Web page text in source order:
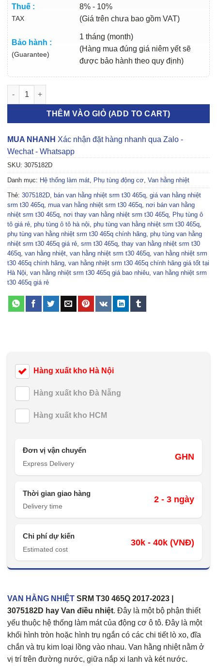
Thuế :
TAX
8% - 10%
(Giá trên chưa bao gồm VAT)
Bảo hành :
(Guarantee)
1 tháng (month)
(Hàng mua đúng giá niêm yết sẽ
được bảo hành theo quy định)
VAN HẰNG NHIỆT SRM T30 465Q 2017-2023 | 3075182D số
THÊM VÀO GIỎ (ADD TO CART)
MUA NHANH Xác nhận đặt hàng nhanh qua Zalo -
Wechat - Whatsapp
SKU: 3075182D
Danh mục: Hệ thống làm mát Phụ tùng động cơ Van hằng nhiệt
Thẻ: 3075182D bán van hằng nhiệt srm t30 465q giá van hằng nhiệt
srm t30 465q mua van hằng nhiệt srm t30 465q nơi bán van hằng
nhiệt srm t30 465q nơi thay van hằng nhiệt srm t30 465q Phụ tùng ô
tô giá rẻ phụ tùng ô tô hà nội phụ tùng van hằng nhiệt srm t30 465q
phụ tùng van hằng nhiệt srm t30 465q chính hãng phụ tùng van hằng
nhiệt srm t30 465q giá rẻ srm t30 465q thay van hằng nhiệt srm t30
465q van hằng nhiệt van hằng nhiệt srm t30 465q van hằng nhiệt srm
t30 465q chính hãng van hằng nhiệt srm t30 465q chính hãng giá tốt tại
Hà Nội van hằng nhiệt srm t30 465q giá bao nhiêu van hằng nhiệt srm
t30 465q giá rẻ
Hàng xuất kho Hà Nội
Hàng xuất kho Đà Nẵng
Hàng xuất kho HCM
Đơn vị vận chuyển
Express Delivery
GHN
Thời gian giao hàng
Delivery time
2 - 3 ngày
Chi phí dự kiến
Estimated cost
30k - 40k (VNĐ)
VAN HẰNG NHIỆT SRM T30 465Q 2017-2023 |
3075182D hay Van điều nhiệt. Đây là một bộ phận thiết
yếu thuộc hệ thống làm mát của động cơ ô tô. Đây là một
khối hình tròn hoặc hình trụ ngắn có các chi tiết lò xo, đĩa
chắn và trụ kim loại lồng vào nhau. Van hằng nhiệt nằm ở
vị trí trên đường nước, giữa nắp xi lanh và két nước.